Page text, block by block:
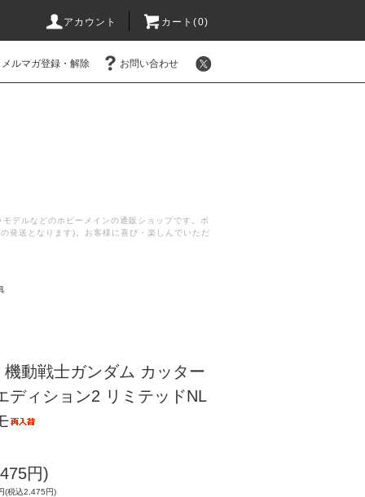
アカウント カート(0)
メルマガ登録・解除 お問い合わせ
デルなどのホビーメインの通販ショップです。ボ
発送となります)。お客様に喜び・楽しんでいただ
動戦士ガンダム カッター
ディション2 リミテッドNL
円)
(税込2,475円)